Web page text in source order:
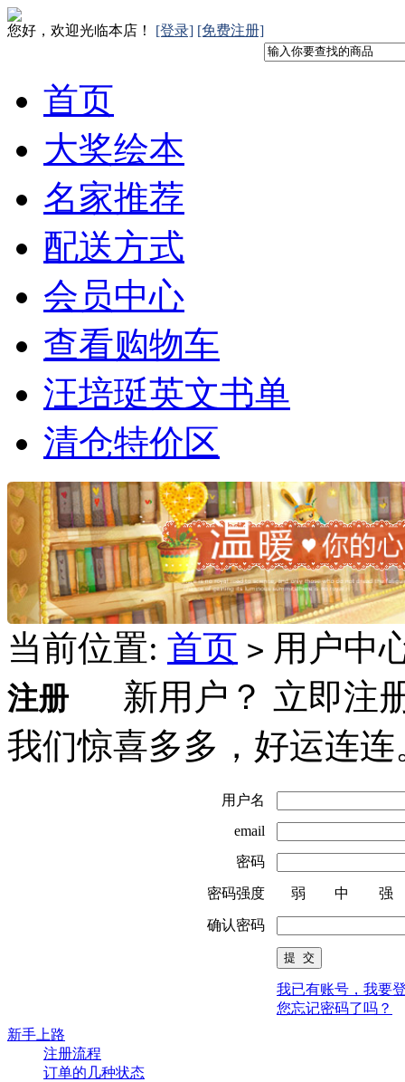
您好，欢迎光临本店！ [登录] [免费注册]
首页
大奖绘本
名家推荐
配送方式
会员中心
查看购物车
汪培珽英文书单
清仓特价区
当前位置: 首页 > 用户中
注册 新用户？ 立即注
我们惊喜多多，好运连连
用户名
email
密码
密码强度 弱 中 强
确认密码
我已有账号，我要
您忘记密码了吗？
新手上路
注册流程
订单的几种状态